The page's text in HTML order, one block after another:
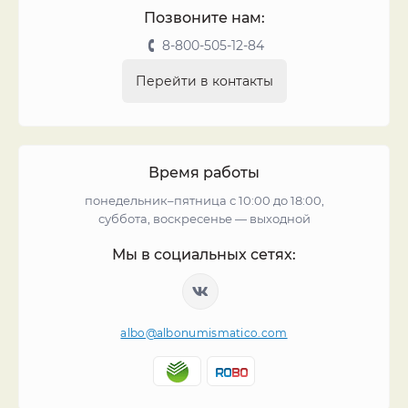
Позвоните нам:
8-800-505-12-84
Перейти в контакты
Время работы
понедельник–пятница с 10:00 до 18:00,
суббота, воскресенье — выходной
Мы в социальных сетях:
albo@albonumismatico.com